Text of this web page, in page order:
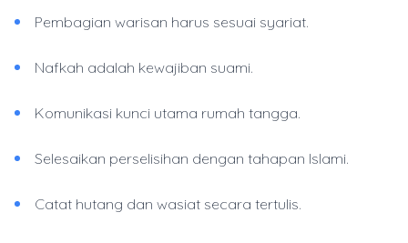
Pembagian warisan harus sesuai syariat.
Nafkah adalah kewajiban suami.
Komunikasi kunci utama rumah tangga.
Selesaikan perselisihan dengan tahapan Islami.
Catat hutang dan wasiat secara tertulis.